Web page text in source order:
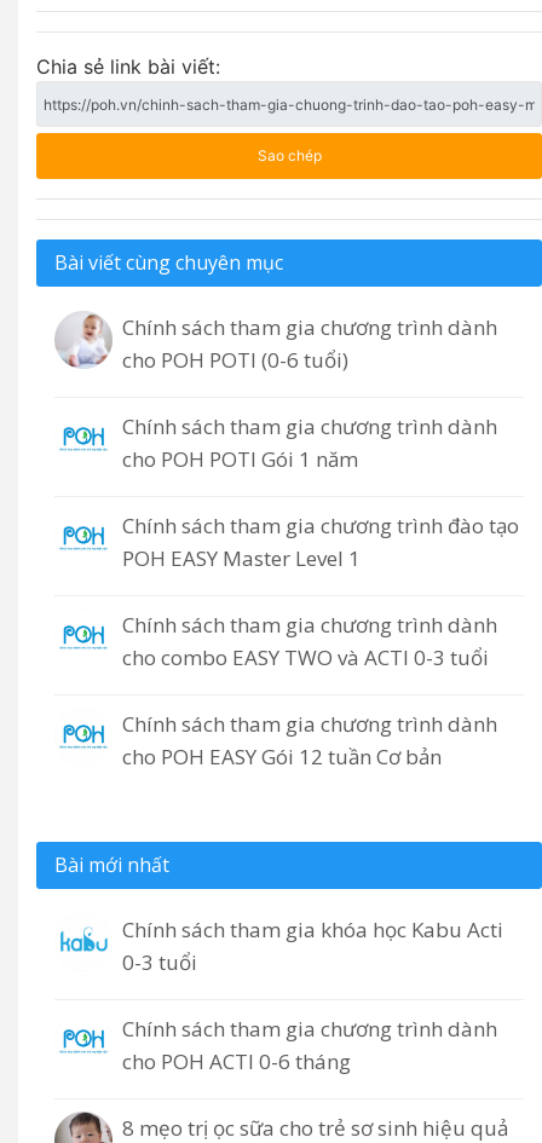
Chia sẻ link bài viết:
Sao chép
Bài viết cùng chuyên mục
Chính sách tham gia chương trình dành
cho POH POTI (0-6 tuổi)
Chính sách tham gia chương trình dành
cho POH POTI Gói 1 năm
Chính sách tham gia chương trình đào tạo
POH EASY Master Level 1
Chính sách tham gia chương trình dành
cho combo EASY TWO và ACTI 0-3 tuổi
Chính sách tham gia chương trình dành
cho POH EASY Gói 12 tuần Cơ bản
Bài mới nhất
Chính sách tham gia khóa học Kabu Acti
0-3 tuổi
Chính sách tham gia chương trình dành
cho POH ACTI 0-6 tháng
8 mẹo trị ọc sữa cho trẻ sơ sinh hiệu quả